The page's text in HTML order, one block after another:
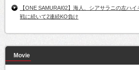
【ONE SAMURAI02】海人、シアサラニの左ハ
戦に続いて2連続KO負け
Movie